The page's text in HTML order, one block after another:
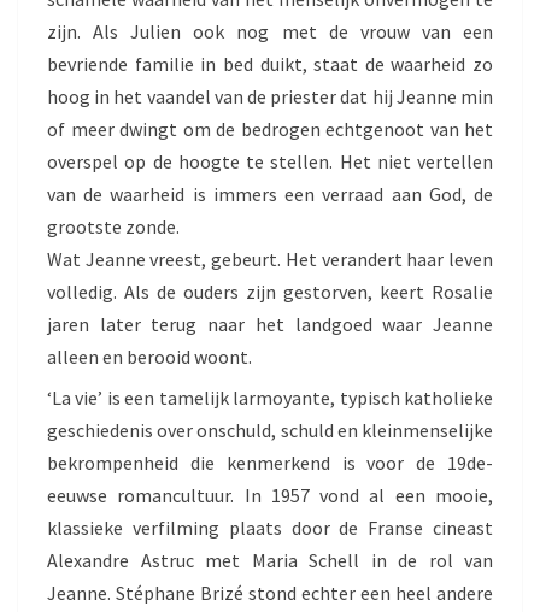
zijn. Als Julien ook nog met de vrouw van een
bevriende familie in bed duikt, staat de waarheid zo
hoog in het vaandel van de priester dat hij Jeanne min
of meer dwingt om de bedrogen echtgenoot van het
overspel op de hoogte te stellen. Het niet vertellen
van de waarheid is immers een verraad aan God, de
grootste zonde.
Wat Jeanne vreest, gebeurt. Het verandert haar leven
volledig. Als de ouders zijn gestorven, keert Rosalie
jaren later terug naar het landgoed waar Jeanne
alleen en berooid woont.
‘La vie’ is een tamelijk larmoyante, typisch katholieke
geschiedenis over onschuld, schuld en kleinmenselijke
bekrompenheid die kenmerkend is voor de 19de-
eeuwse romancultuur. In 1957 vond al een mooie,
klassieke verfilming plaats door de Franse cineast
Alexandre Astruc met Maria Schell in de rol van
Jeanne. Stéphane Brizé stond echter een heel andere